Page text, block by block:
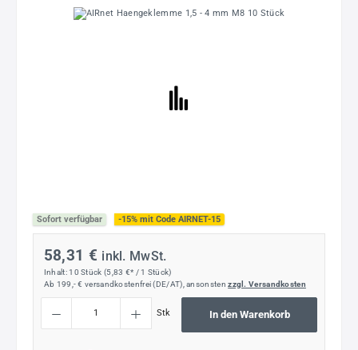
Bildergalerie überspringen
Sofort verfügbar -15% mit Code AIRNET-15
58,31 € inkl. MwSt.
Inhalt: 10 Stück (5,83 €* / 1 Stück)
Ab 199,- € versandkostenfrei (DE/AT), ansonstenzzgl. Versandkosten
Stk In den Warenkorb